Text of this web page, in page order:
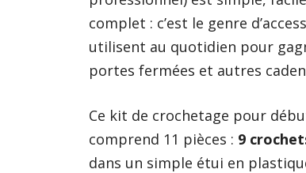
complet : c’est le genre
utilisent au quotidien pour
portes fermées et autres
Ce kit de crochetage pour
comprend 11 pièces : 9
dans un simple étui en